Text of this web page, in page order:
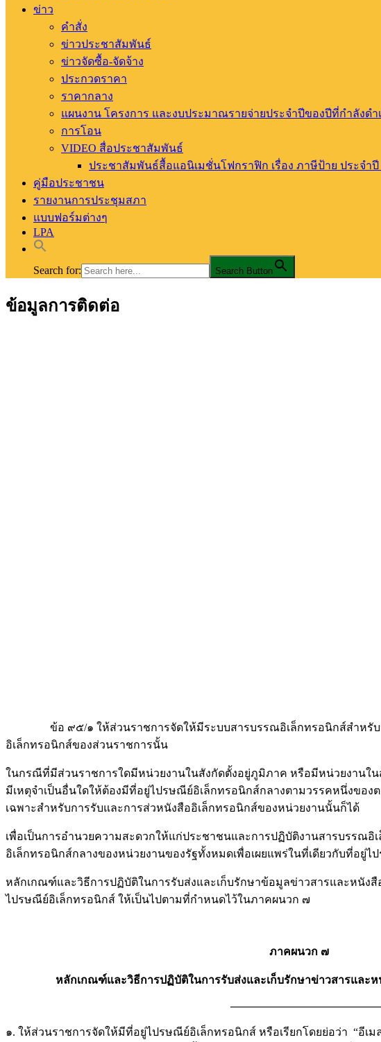
ข่าว
คำสั่ง
ข่าวประชาสัมพันธ์
ข่าวจัดซื้อ-จัดจ้าง
ประกวดราคา
ราคากลาง
แผนงาน โครงการ และงบประมาณรายจ่ายประจำปีของปีที่กำลังดำ
การโอน
VIDEO สื่อประชาสัมพันธ์
ประชาสัมพันธ์สื้อแอนิเมชั่นโฟกราฟิก เรื่อง ภาษีป้าย ประจำปี
คู่มือประชาชน
รายงานการประชุมสภา
แบบฟอร์มต่างๆ
LPA
Search for: Search Button
องค์การบริหารส่วนตำบลท่าสัก
อบต.ท่าสัก อ.พิชัย จ.อุตรดิตถ์
ข้อมูลการติดต่อ
ข้อ ๙๕/๑ ให้ส่วนราชการจัดให้มีระบบสารบรรณอิเล็กทรอนิกส์สำหรับปฏิ
อิเล็กทรอนิกส์ของส่วนราชการนั้น
ในกรณีที่มีส่วนราชการใดมีหน่วยงานในสังกัดตั้งอยู่ภูมิภาค หรือมีหน่วยงานใ
มีเหตุจำเป็นอื่นใดให้ต้องมีที่อยู่ไปรษณีย์อิเล็กทรอนิกส์กลางตามวรรคหนึ่งขอ
เฉพาะสำหรับการรับและการส่วหนังสืออิเล็กทรอนิกส์ของหน่วยงานนั้นก็ได้
เพื่อเป็นการอำนวยความสะดวกให้แก่ประชาชนและการปฏิบัติงานสารบรรณ
อิเล็กทรอนิกส์กลางของหน่วยงานของรัฐทั้งหมดเพื่อเผยแพร่ในที่เดียวกับที่อยู่
หลักเกณฑ์และวิธีการปฏิบัติในการรับส่งและเก็บรักษาข้อมูลข่าวสารและหนัง
ไปรษณีย์อิเล็กทรอนิกส์ ให้เป็นไปตามที่กำหนดไว้ในภาคผนวก ๗
ภาคผนวก ๗
หลักเกณฑ์และวิธีการปฏิบัติในการรับส่งและเก็บรักษาข่าวสารและห
๑. ให้ส่วนราชการจัดให้มีที่อยู่ไปรษณีย์อิเล็กทรอนิกส์ หรือเรียกโดยย่อว่า “อีเ